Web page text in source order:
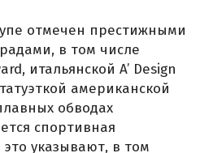
отмечен престижными
в том числе
итальянской A’ Design
американской
обводах
спортивная
указывают, в том